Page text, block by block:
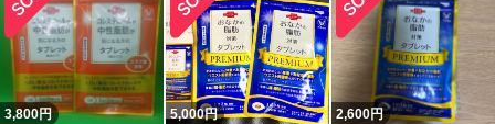
3,800円 5,000円 2,600円